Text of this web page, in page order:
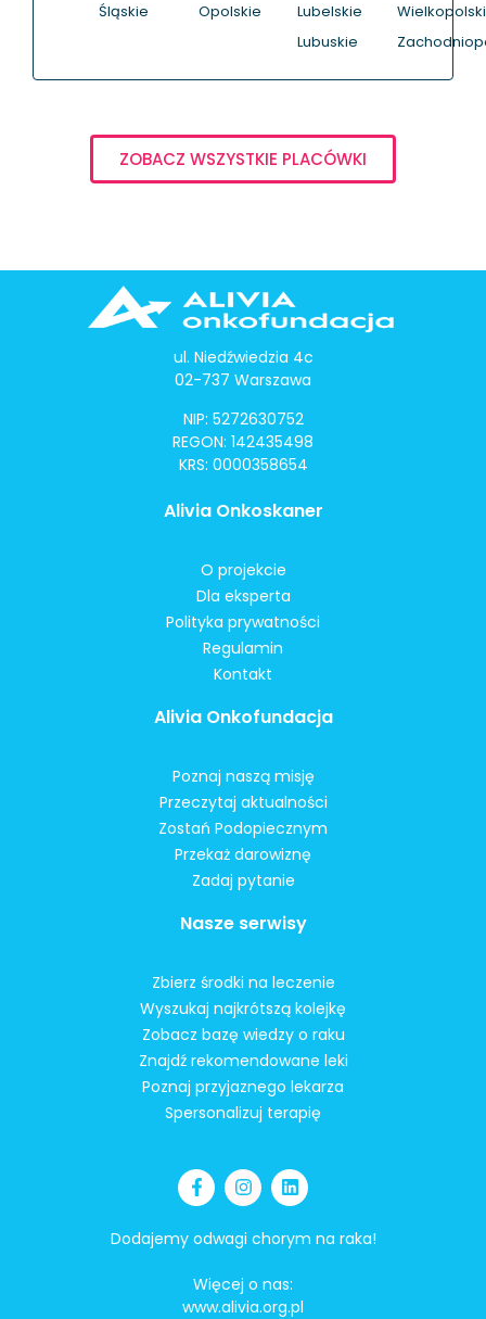
Śląskie
Opolskie
Lubelskie
Lubuskie
ZOBACZ WSZYSTKIE PLACÓWKI
ul. Niedźwiedzia 4c
02-737 Warszawa
NIP: 5272630752
REGON: 142435498
KRS: 0000358654
Alivia Onkoskaner
O projekcie
Dla eksperta
Polityka prywatności
Regulamin
Kontakt
Alivia Onkofundacja
Poznaj naszą misję
Przeczytaj aktualności
Zostań Podopiecznym
Przekaż darowiznę
Zadaj pytanie
Nasze serwisy
Zbierz środki na leczenie
Wyszukaj najkrótszą kolejkę
Zobacz bazę wiedzy o raku
Znajdź rekomendowane leki
Poznaj przyjaznego lekarza
Spersonalizuj terapię
Dodajemy odwagi chorym na raka!
Więcej o nas:
www.alivia.org.pl